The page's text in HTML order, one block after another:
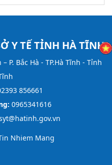
Y TẾ TỈNH HÀ TĨNH
P. Bắc Hà - TP.Hà Tĩnh - Tỉnh
856661
0965341616